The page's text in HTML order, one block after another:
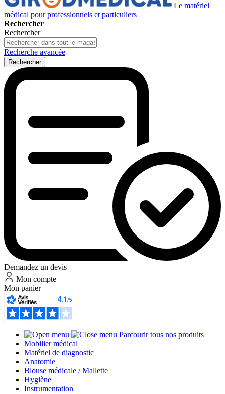
Le matériel
médical pour professionnels et particuliers
Rechercher
Rechercher
Recherche avancée
Rechercher
Demandez un devis
Mon compte
Mon panier
Parcourir tous nos produits
Mobilier médical
Matériel de diagnostic
Anatomie
Blouse médicale / Mallette
Hygiène
Instrumentation